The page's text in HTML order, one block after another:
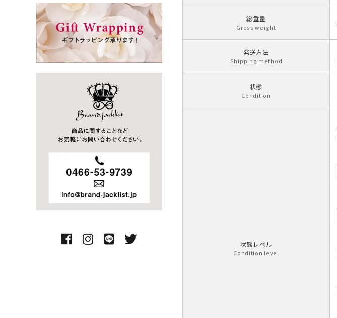
総重量
Gross weight
発送方法
Shipping method
状態
Condition
状態レベル
Condition level